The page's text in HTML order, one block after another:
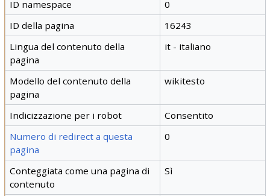
ID namespace
0
ID della pagina
16243
Lingua del contenuto della
pagina
it - italiano
Modello del contenuto della
pagina
wikitesto
Indicizzazione per i robot
Consentito
Numero di redirect a questa
pagina
0
Conteggiata come una pagina di
contenuto
Sì